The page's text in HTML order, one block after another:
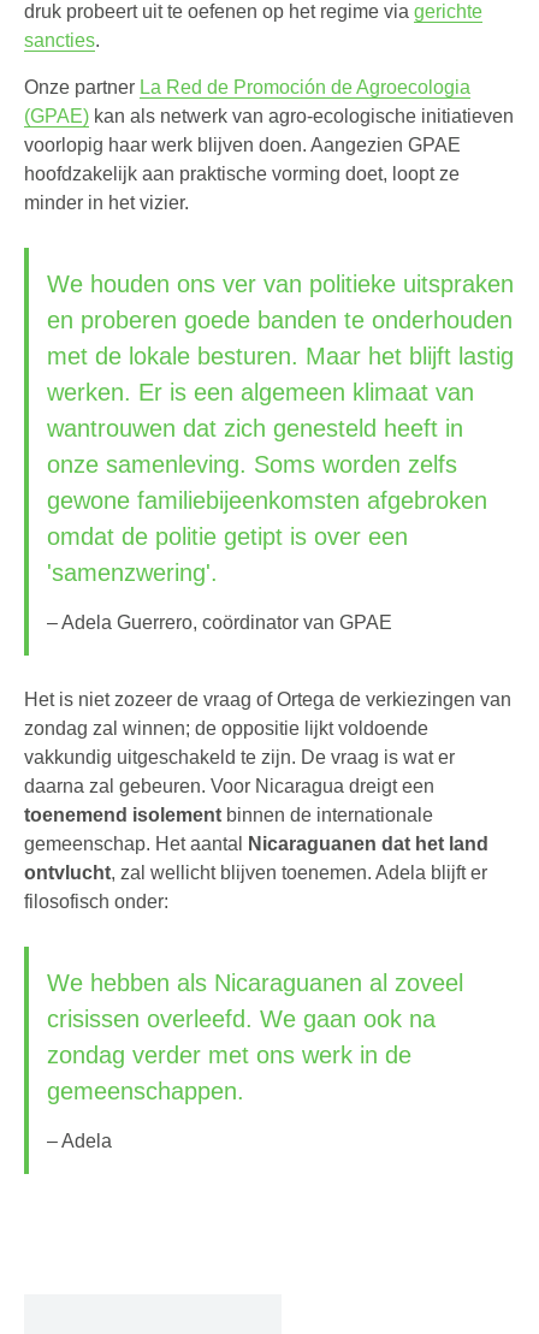
druk probeert uit te oefenen op het regime via gerichte
sancties.
Onze partner La Red de Promoción de Agroecologia
(GPAE) kan als netwerk van agro-ecologische initiatieven
voorlopig haar werk blijven doen. Aangezien GPAE
hoofdzakelijk aan praktische vorming doet, loopt ze
minder in het vizier.
We houden ons ver van politieke uitspraken
en proberen goede banden te onderhouden
met de lokale besturen. Maar het blijft lastig
werken. Er is een algemeen klimaat van
wantrouwen dat zich genesteld heeft in
onze samenleving. Soms worden zelfs
gewone familiebijeenkomsten afgebroken
omdat de politie getipt is over een
'samenzwering'.
– Adela Guerrero, coördinator van GPAE
Het is niet zozeer de vraag of Ortega de verkiezingen van
zondag zal winnen; de oppositie lijkt voldoende
vakkundig uitgeschakeld te zijn. De vraag is wat er
daarna zal gebeuren. Voor Nicaragua dreigt een
toenemend isolement binnen de internationale
gemeenschap. Het aantal
Nicaraguanen dat het land
ontvlucht, zal wellicht blijven toenemen. Adela blijft er
filosofisch onder:
We hebben als Nicaraguanen al zoveel
crisissen overleefd. We gaan ook na
zondag verder met ons werk in de
gemeenschappen.
– Adela